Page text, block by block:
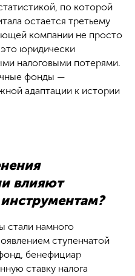
по которой
остается третьему
компании не просто
это юридически
налоговыми потерями.
фонды —
адаптации к истории
влияют
стали намного
ступенчатой
бенефициар
ставку налога